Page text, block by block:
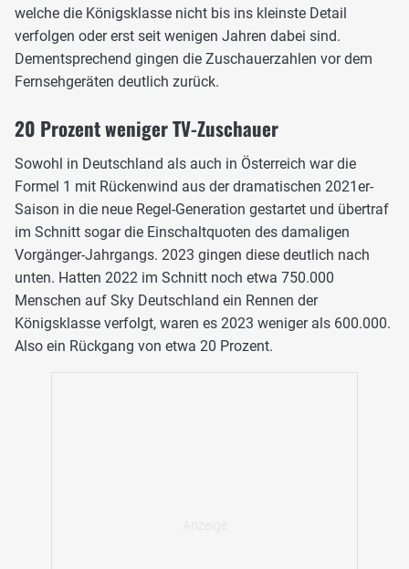
welche die Königsklasse nicht bis ins kleinste Detail
verfolgen oder erst seit wenigen Jahren dabei sind.
Dementsprechend gingen die Zuschauerzahlen vor dem
Fernsehgeräten deutlich zurück.
20 Prozent weniger TV-Zuschauer
Sowohl in Deutschland als auch in Österreich war die
Formel 1 mit Rückenwind aus der dramatischen 2021er-
Saison in die neue Regel-Generation gestartet und übertraf
im Schnitt sogar die Einschaltquoten des damaligen
Vorgänger-Jahrgangs. 2023 gingen diese deutlich nach
unten. Hatten 2022 im Schnitt noch etwa 750.000
Menschen auf Sky Deutschland ein Rennen der
Königsklasse verfolgt, waren es 2023 weniger als 600.000.
Also ein Rückgang von etwa 20 Prozent.